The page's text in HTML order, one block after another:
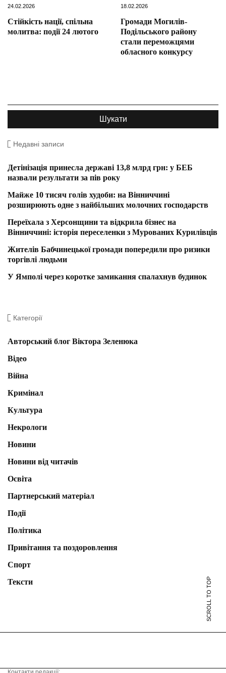
24.02.2026
Стійкість нації, спільна
молитва: події 24 лютого
18.02.2026
Громади Могилів-
Подільського району
стали переможцями
обласного конкурсу
Недавні записи
Детінізація принесла державі 13,8 млрд грн: у БЕБ
назвали результати за пів року
Майже 10 тисяч голів худоби: на Вінниччині
розширюють одне з найбільших молочних господарств
Переїхала з Херсонщини та відкрила бізнес на
Вінниччині: історія переселенки з Мурованих Курилівців
Жителів Бабчинецької громади попередили про ризики
торгівлі людьми
У Ямполі через коротке замикання спалахнув будинок
Категорії
Авторський блог Віктора Зеленюка
Відео
Війна
Кримінал
Культура
Некрологи
Новини
Новини від читачів
Освіта
Партнерський матеріал
Події
Політика
Привітання та поздоровлення
Спорт
Тексти
SCROLL TO TOP